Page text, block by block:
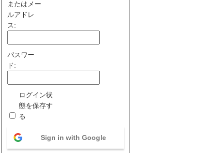
またはメー
ルアドレ
ス:
パスワー
ド:
ログイン状
態を保存す
る
Sign in with Google